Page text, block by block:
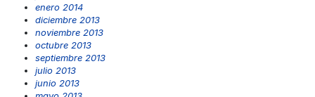
enero 2014
diciembre 2013
noviembre 2013
octubre 2013
septiembre 2013
julio 2013
junio 2013